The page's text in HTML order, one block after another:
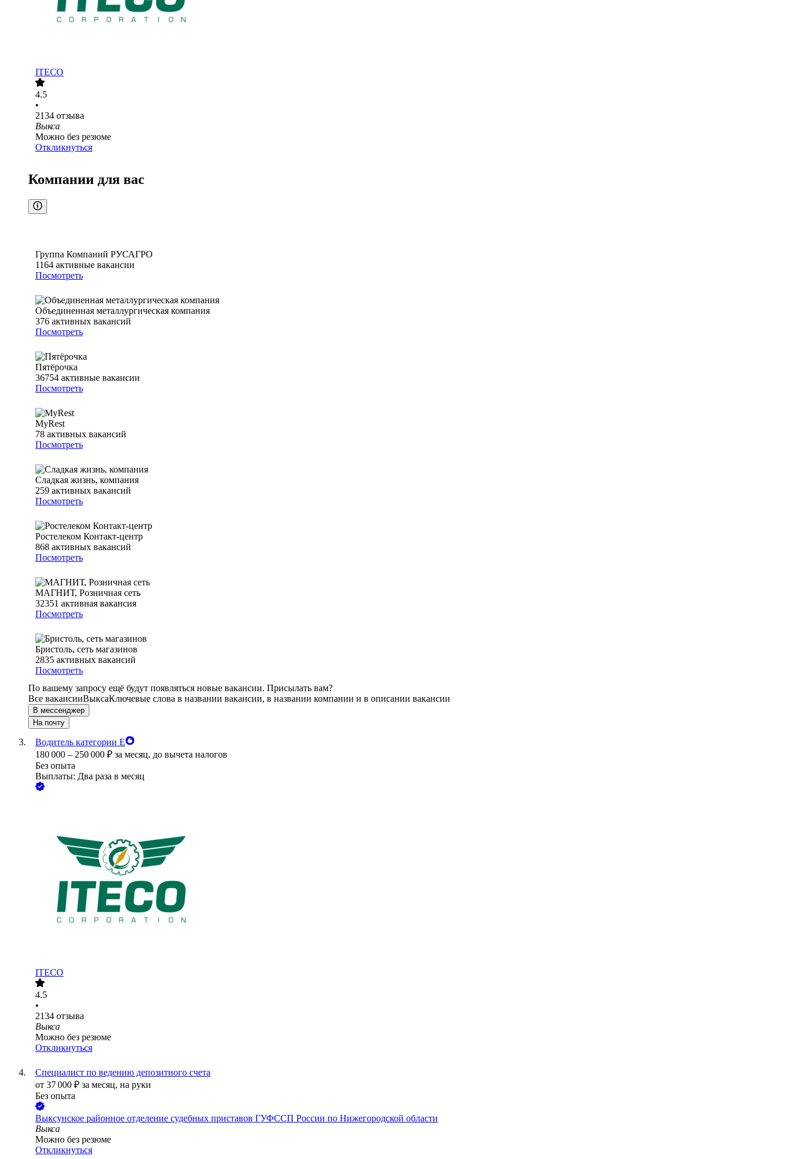
ITECO
4.5
•
2134 отзыва
Выкса
Можно без резюме
Откликнуться
Компании для вас
Группа Компаний РУСАГРО
1164 активные вакансии
Посмотреть
Объединенная металлургическая компания
376 активных вакансий
Посмотреть
Пятёрочка
36754 активные вакансии
Посмотреть
MyRest
78 активных вакансий
Посмотреть
Сладкая жизнь, компания
259 активных вакансий
Посмотреть
Ростелеком Контакт-центр
868 активных вакансий
Посмотреть
МАГНИТ, Розничная сеть
32351 активная вакансия
Посмотреть
Бристоль, сеть магазинов
2835 активных вакансий
Посмотреть
По вашему запросу ещё будут появляться новые вакансии. Присылать вам?
Все вакансииВыксаКлючевые слова в названии вакансии, в названии компании и в описании вакансии
В мессенджер
На почту
Водитель категории Е
180 000 – 250 000 ₽ за месяц, до вычета налогов
Без опыта
Выплаты: Два раза в месяц
ITECO
4.5
•
2134 отзыва
Выкса
Можно без резюме
Откликнуться
Специалист по ведению депозитного счета
от 37 000 ₽ за месяц, на руки
Без опыта
Выксунское районное отделение судебных приставов ГУФССП России по Нижегородской области
Выкса
Можно без резюме
Откликнуться